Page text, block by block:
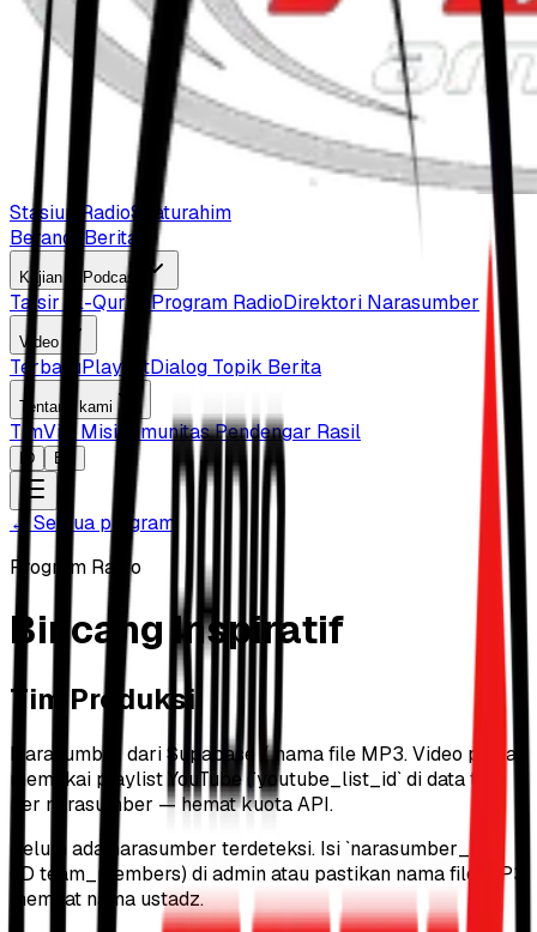
Stasiun RadioSilaturahim
Beranda Berita
Kajian & Podcast
Tafsir Al-Qur'anProgram RadioDirektori Narasumber
Video
TerbaruPlaylistDialog Topik Berita
Tentang kami
TimVisi MisiKomunitas Pendengar Rasil
ID EN
←Semua program
Program Radio
Bincang Inspiratif
Tim Produksi
Narasumber dari Supabase / nama file MP3. Video pilihan
memakai playlist YouTube (`youtube_list_id` di data tim)
per narasumber — hemat kuota API.
Belum ada narasumber terdeteksi. Isi `narasumber_list`
(ID team_members) di admin atau pastikan nama file MP3
memuat nama ustadz.